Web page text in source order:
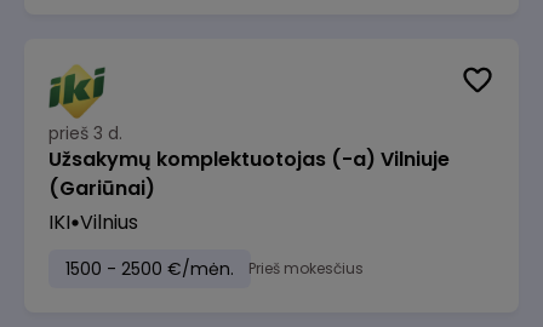
prieš 3 d.
Užsakymų komplektuotojas (-a) Vilniuje
(Gariūnai)
IKI Vilnius
1500 - 2500 €/mėn. Prieš mokesčius